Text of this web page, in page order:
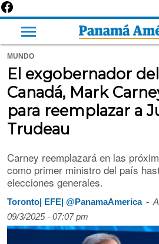
MUNDO
El exgobernador
Canadá, Mark
para reemplazar a
Trudeau
Carney reemplazará en las
como primer ministro del país
elecciones generales.
Toronto| EFE| @PanamaAmerica -
09/3/2025 - 07:07 pm